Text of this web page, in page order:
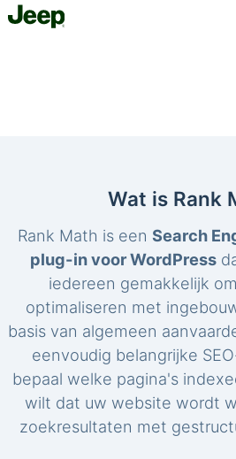
Wat is Rank
Rank Math is een Search
plug-in voor WordPress
iedereen gemakkelijk
optimaliseren met
basis van algemeen
eenvoudig belangrijke
bepaal welke pagina's
wilt dat uw website wordt
zoekresultaten met